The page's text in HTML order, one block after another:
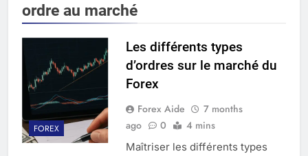
ordre au marché
FOREX
Les différents types
d’ordres sur le marché du
Forex
Forex Aide
7 months
ago
0 4 mins
Maîtriser les différents types